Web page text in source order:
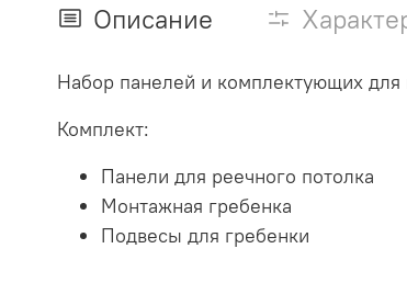
Описание
Набор панелей и комплектующих для
Комплект:
Панели для реечного потолка
Монтажная гребенка
Подвесы для гребенки